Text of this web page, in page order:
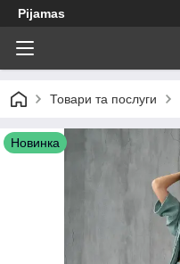
Pijamas
Товари та послуги
Новинка